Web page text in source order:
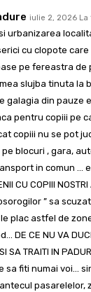
iulie 2, 2026 La
urbanizarea
cu clopote
pe fereastra de
slujba tinuta la
galagia din pauze
pentru copiii pe
copiii nu se pot
blocuri , gara,
in comun …
CU COPIII
” sa
plac astfel de
DE CE NU VA
SA TRAITI IN
sa fiti numai voi…
pasarelelor,